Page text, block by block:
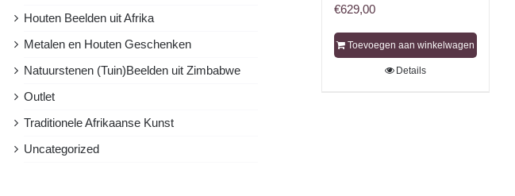
€629,00
Toevoegen aan winkelwagen
Details
Houten Beelden uit Afrika
Metalen en Houten Geschenken
Natuurstenen (Tuin)Beelden uit Zimbabwe
Outlet
Traditionele Afrikaanse Kunst
Uncategorized